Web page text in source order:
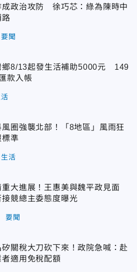
成政治攻防 徐巧芯：綠為陳時中
路
要聞
鄉8/13起發生活補助5000元 149
款入帳
風圈強襲北部！「8地區」風雨狂
標準
生活
大進展！王惠美與魏平政見面
競總主委態度曝光
要聞
矽關稅大刀砍下來！政院急喊：赴
者適用免稅配額